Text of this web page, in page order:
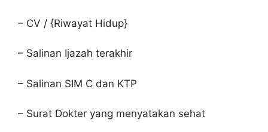
– CV / {Riwayat Hidup}
– Salinan Ijazah terakhir
– Salinan SIM C dan KTP
– Surat Dokter yang menyatakan sehat